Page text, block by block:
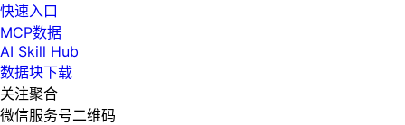
快速入口
MCP数据
AI Skill Hub
数据块下载
关注聚合
微信服务号二维码